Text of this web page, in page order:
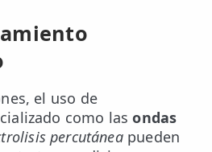
el uso de
como lasondas
percutáneapueden